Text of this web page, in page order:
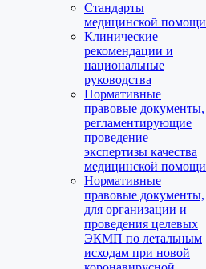
Стандарты
медицинской помощи
Клинические
рекомендации и
национальные
руководства
Нормативные
правовые документы,
регламентирующие
проведение
экспертизы качества
медицинской помощи
Нормативные
правовые документы,
для организации и
проведения целевых
ЭКМП по летальным
исходам при новой